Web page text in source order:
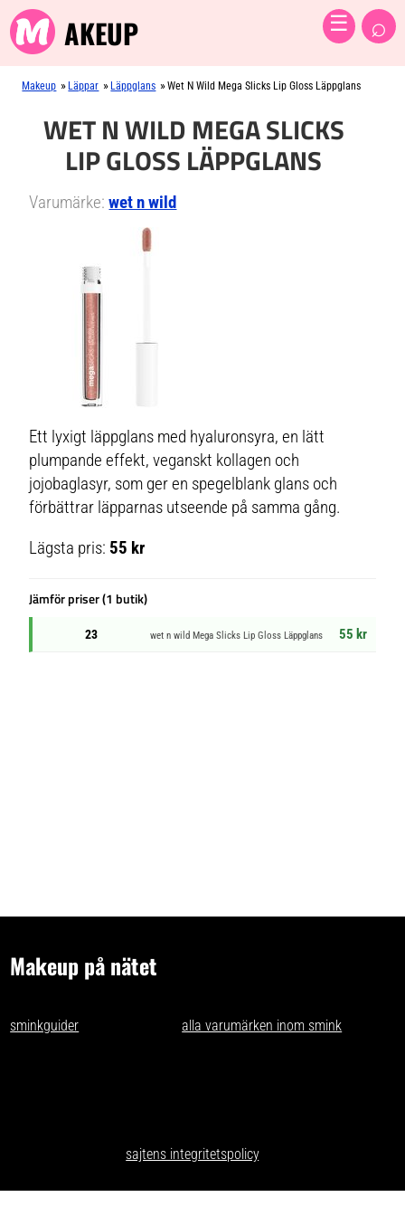
AKEUP ☰ ⌕
Makeup » Läppar » Läppglans »Wet N Wild Mega Slicks Lip Gloss Läppglans
WET N WILD MEGA SLICKS
LIP GLOSS LÄPPGLANS
Varumärke:wet n wild
Ett lyxigt läppglans med hyaluronsyra, en lätt
plumpande effekt, veganskt kollagen och
jojobaglasyr, som ger en spegelblank glans och
förbättrar läpparnas utseende på samma gång.
Lägsta pris: 55 kr
Jämför priser (1 butik)
23 wet n wild Mega Slicks Lip Gloss Läppglans 55 kr
Makeup på nätet
sminkguider och listar nästanalla varumärken inom smink
sajtens integritetspolicy.